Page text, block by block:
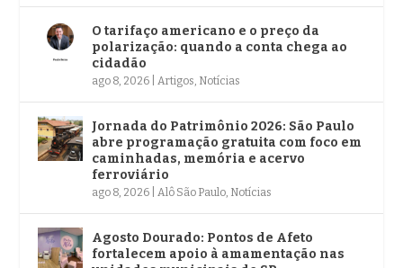
O tarifaço americano e o preço da
polarização: quando a conta chega ao
cidadão
ago 8, 2026 |Artigos, Notícias
Jornada do Patrimônio 2026: São Paulo
abre programação gratuita com foco em
caminhadas, memória e acervo
ferroviário
ago 8, 2026 |Alô São Paulo, Notícias
Agosto Dourado: Pontos de Afeto
fortalecem apoio à amamentação nas